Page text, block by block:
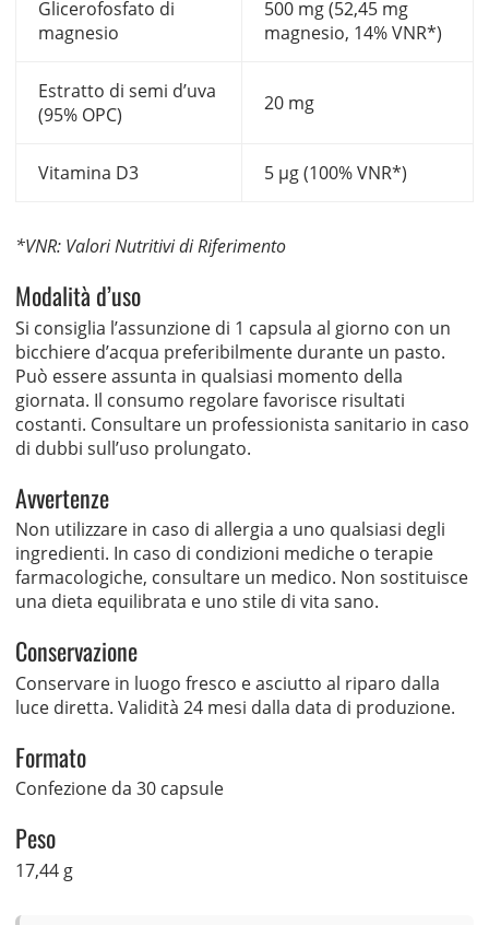
Glicerofosfato di
magnesio
500 mg (52,45 mg
magnesio, 14% VNR*)
Estratto di semi d’uva
(95% OPC)
20 mg
Vitamina D3 5 µg (100% VNR*)
*VNR: Valori Nutritivi di Riferimento
Modalità d’uso
Si consiglia l’assunzione di 1 capsula al giorno con un
bicchiere d’acqua preferibilmente durante un pasto.
Può essere assunta in qualsiasi momento della
giornata. Il consumo regolare favorisce risultati
costanti. Consultare un professionista sanitario in caso
di dubbi sull’uso prolungato.
Avvertenze
Non utilizzare in caso di allergia a uno qualsiasi degli
ingredienti. In caso di condizioni mediche o terapie
farmacologiche, consultare un medico. Non sostituisce
una dieta equilibrata e uno stile di vita sano.
Conservazione
Conservare in luogo fresco e asciutto al riparo dalla
luce diretta. Validità 24 mesi dalla data di produzione.
Formato
Confezione da 30 capsule
Peso
17,44 g